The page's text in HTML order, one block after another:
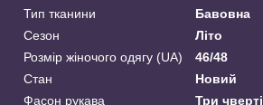
Тип тканини
Бавовна
Сезон
Літо
Розмір жіночого одягу (UA)
46/48
Стан
Новий
Фасон рукава
Три чверті